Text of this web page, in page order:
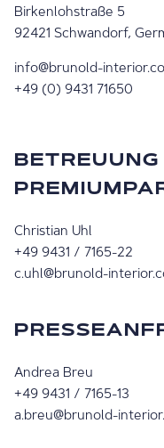
Birkenlohstraße 5
92421 Schwandorf,
info@brunold-
+49 (0) 9431 71650
BETREUUNG
Christian Uhl
+49 9431 / 7165-22
c.uhl@brunold-
Andrea Breu
+49 9431 / 7165-13
a.breu@brunold-